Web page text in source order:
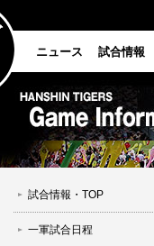
ニュース 試合情報
試合情報・TOP
一軍試合日程